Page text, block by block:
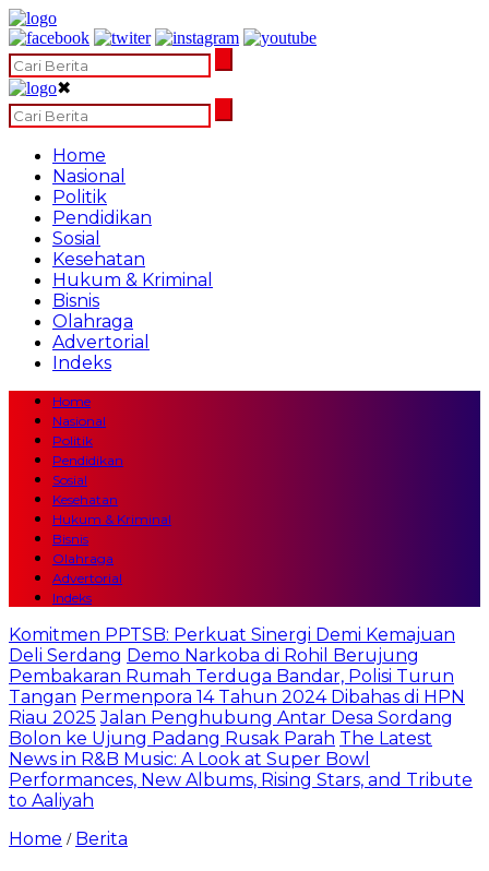
✖
Home
Nasional
Politik
Pendidikan
Sosial
Kesehatan
Hukum & Kriminal
Bisnis
Olahraga
Advertorial
Indeks
Home
Nasional
Politik
Pendidikan
Sosial
Kesehatan
Hukum & Kriminal
Bisnis
Olahraga
Advertorial
Indeks
Komitmen PPTSB: Perkuat Sinergi Demi Kemajuan
Deli Serdang Demo Narkoba di Rohil Berujung
Pembakaran Rumah Terduga Bandar, Polisi Turun
Tangan Permenpora 14 Tahun 2024 Dibahas di HPN
Riau 2025 Jalan Penghubung Antar Desa Sordang
Bolon ke Ujung Padang Rusak Parah The Latest
News in R&B Music: A Look at Super Bowl
Performances, New Albums, Rising Stars, and Tribute
to Aaliyah
Home / Berita